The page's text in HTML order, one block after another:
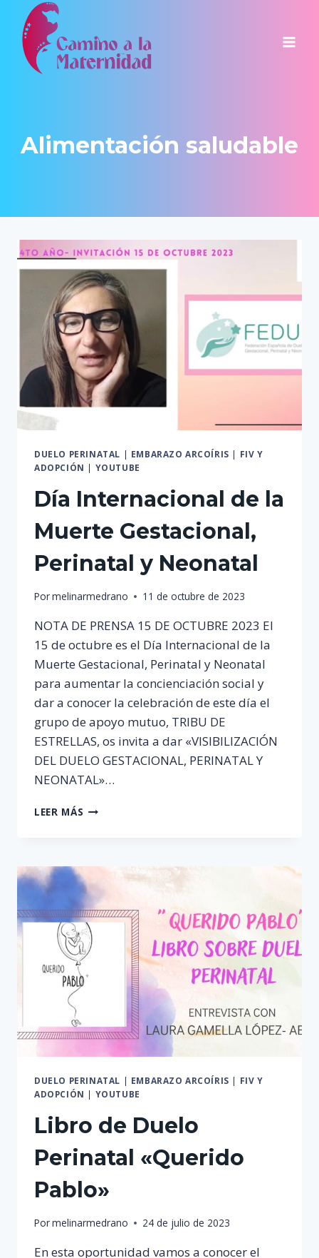
Saltar
contenido
Alimentación saludable
DUELO PERINATAL | EMBARAZO ARCOÍRIS | FIV Y
ADOPCIÓN | YOUTUBE
Día Internacional de la
Muerte Gestacional,
Perinatal y Neonatal
Pormelinarmedrano 11 de octubre de 2023
NOTA DE PRENSA 15 DE OCTUBRE 2023 El
15 de octubre es el Día Internacional de la
Muerte Gestacional, Perinatal y Neonatal
para aumentar la concienciación social y
dar a conocer la celebración de este día el
grupo de apoyo mutuo, TRIBU DE
ESTRELLAS, os invita a dar «VISIBILIZACIÓN
DEL DUELO GESTACIONAL, PERINATAL Y
NEONATAL»…
LEER MÁS DÍA
MUERTE
GESTACIONAL,
PERINATAL
Y
NEONATAL
DUELO PERINATAL | EMBARAZO ARCOÍRIS | FIV Y
ADOPCIÓN | YOUTUBE
Libro de Duelo
Perinatal «Querido
Pablo»
Pormelinarmedrano 24 de julio de 2023
En esta oportunidad vamos a conocer el